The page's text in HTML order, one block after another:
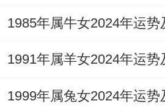
正用为你思维再信息的中
运交响曲。